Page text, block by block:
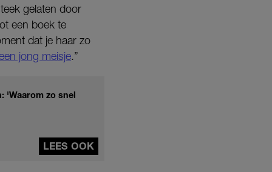
gelaten door
een boek te
dat je haar zo
jong meisje.”
'Waarom zo snel
LEES OOK